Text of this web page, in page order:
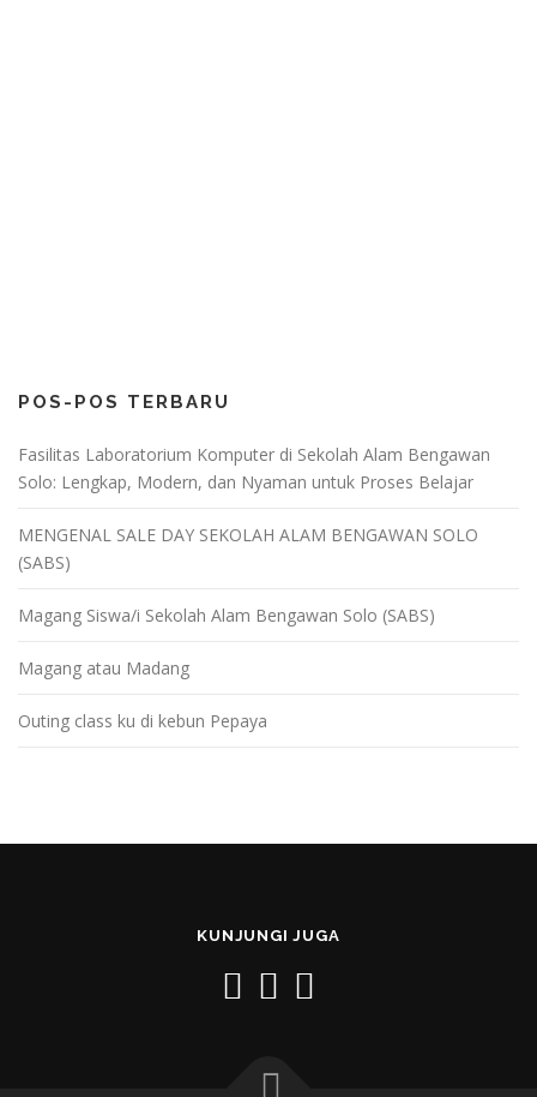
POS-POS TERBARU
Fasilitas Laboratorium Komputer di Sekolah Alam Bengawan
Solo: Lengkap, Modern, dan Nyaman untuk Proses Belajar
MENGENAL SALE DAY SEKOLAH ALAM BENGAWAN SOLO
(SABS)
Magang Siswa/i Sekolah Alam Bengawan Solo (SABS)
Magang atau Madang
Outing class ku di kebun Pepaya
KUNJUNGI JUGA